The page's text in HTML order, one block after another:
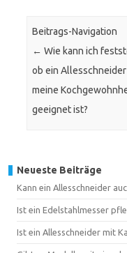
Beitrags-Navigation
← Wie kann ich
ob ein
meine
geeignet ist?
Neueste Beiträge
Kann ein Allesschneider
Ist ein Edelstahlmesser
Ist ein Allesschneider mit